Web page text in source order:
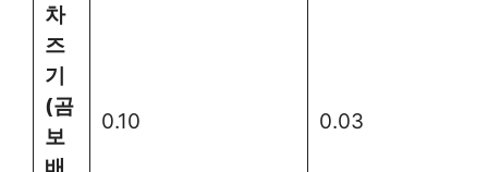
차
즈
기
(곰
보
0.10 0.03